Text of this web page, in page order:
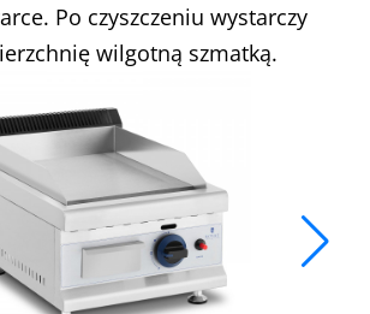
Po czyszczeniu wystarczy
wilgotną szmatką.